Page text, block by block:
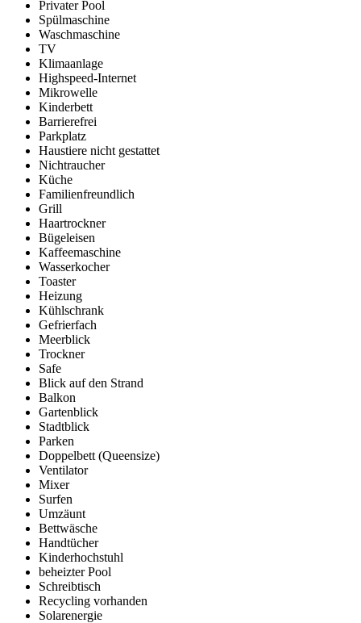
Privater Pool
Spülmaschine
Waschmaschine
TV
Klimaanlage
Highspeed-Internet
Mikrowelle
Kinderbett
Barrierefrei
Parkplatz
Haustiere nicht gestattet
Nichtraucher
Küche
Familienfreundlich
Grill
Haartrockner
Bügeleisen
Kaffeemaschine
Wasserkocher
Toaster
Heizung
Kühlschrank
Gefrierfach
Meerblick
Trockner
Safe
Blick auf den Strand
Balkon
Gartenblick
Stadtblick
Parken
Doppelbett (Queensize)
Ventilator
Mixer
Surfen
Umzäunt
Bettwäsche
Handtücher
Kinderhochstuhl
beheizter Pool
Schreibtisch
Recycling vorhanden
Solarenergie